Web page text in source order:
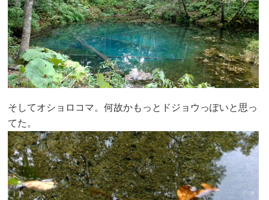
そしてオショロコマ。何故かもっとドジョウっぽいと思っ
てた。